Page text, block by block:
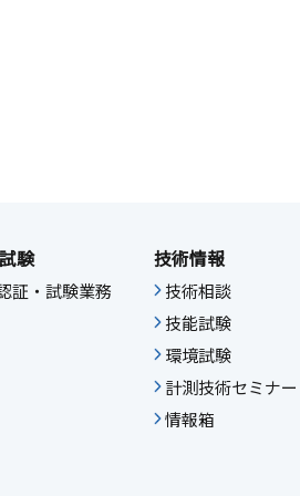
験
証・試験業務
技術情報
技術相談
技能試験
環境試験
計測技術セミナー
情報箱